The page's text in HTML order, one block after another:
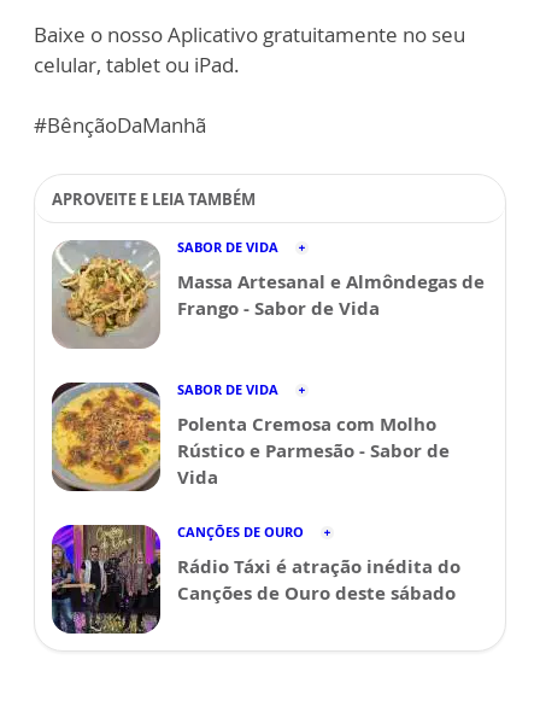
Baixe o nosso Aplicativo gratuitamente no seu
celular, tablet ou iPad.
#BênçãoDaManhã
APROVEITE E LEIA TAMBÉM
SABOR DE VIDA
Massa Artesanal e Almôndegas de
Frango - Sabor de Vida
SABOR DE VIDA
Polenta Cremosa com Molho
Rústico e Parmesão - Sabor de
Vida
CANÇÕES DE OURO
Rádio Táxi é atração inédita do
Canções de Ouro deste sábado